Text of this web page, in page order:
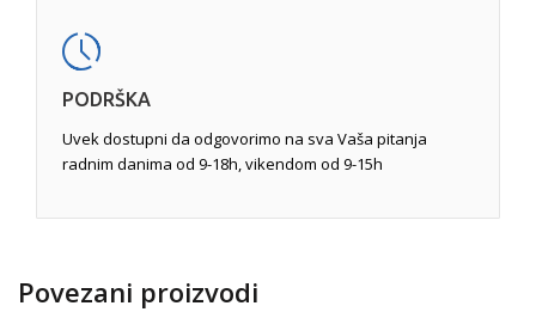
PODRŠKA
Uvek dostupni da odgovorimo na sva Vaša pitanja
radnim danima od 9-18h, vikendom od 9-15h
Povezani proizvodi